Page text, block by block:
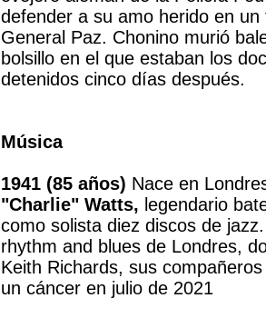
defender a su amo herido en
General Paz. Chonino murió
bolsillo en el que estaban los
detenidos cinco días después.
Música
1941 (85 años) Nace en
"Charlie" Watts, legendario
como solista diez discos de
rhythm and blues de Londres,
Keith Richards, sus
un cáncer en julio de 2021